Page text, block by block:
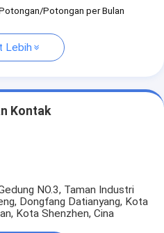
Potongan per Bulan
Lebih
Kontak
NO.3, Taman Industri
Dongfang Datianyang, Kota
Kota Shenzhen, Cina